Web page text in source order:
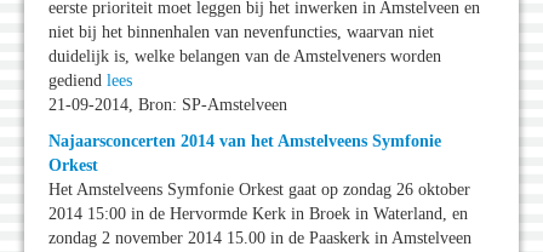
eerste prioriteit moet leggen bij het inwerken in Amstelveen en
niet bij het binnenhalen van nevenfuncties, waarvan niet
duidelijk is, welke belangen van de Amstelveners worden
gediend lees
21-09-2014, Bron: SP-Amstelveen
Najaarsconcerten 2014 van het Amstelveens Symfonie
Orkest
Het Amstelveens Symfonie Orkest gaat op zondag 26 oktober
2014 15:00 in de Hervormde Kerk in Broek in Waterland, en
zondag 2 november 2014 15.00 in de Paaskerk in Amstelveen